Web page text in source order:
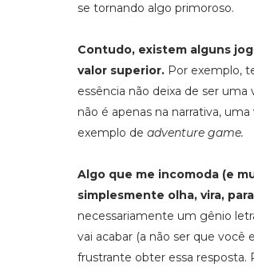
se tornando algo primoroso.
Contudo, existem alguns
valor superior. Por exemplo,
essência não deixa de ser
não é apenas na narrativa,
exemplo de adventure game.
Algo que me incomoda (e
simplesmente olha, vira,
necessariamente um gênio
vai acabar (a não ser que
frustrante obter essa